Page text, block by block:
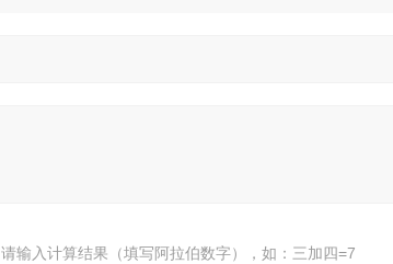
请输入计算结果（填写阿拉伯数字），如：三加四=7